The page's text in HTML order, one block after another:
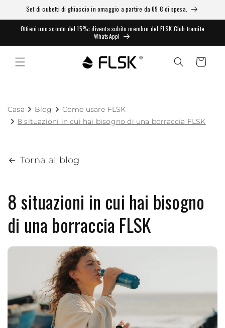
Set di cubetti di ghiaccio in omaggio a partire da 69 € di spesa.
Ottieni uno sconto del 15%: diventa subito membro del FLSK Club tramite
WhatsApp!
Carrello
Casa Blog
Come usare FLSK
8 situazioni in cui hai bisogno di una borraccia FLSK
Torna al blog
8 situazioni in cui hai bisogno
di una borraccia FLSK